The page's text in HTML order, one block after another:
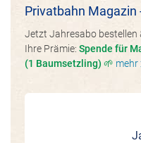
Privatbahn Magazin
Jetzt Jahresabo bestellen
Ihre Prämie: Spende für
(1 Baumsetzling) 🌱 mehr